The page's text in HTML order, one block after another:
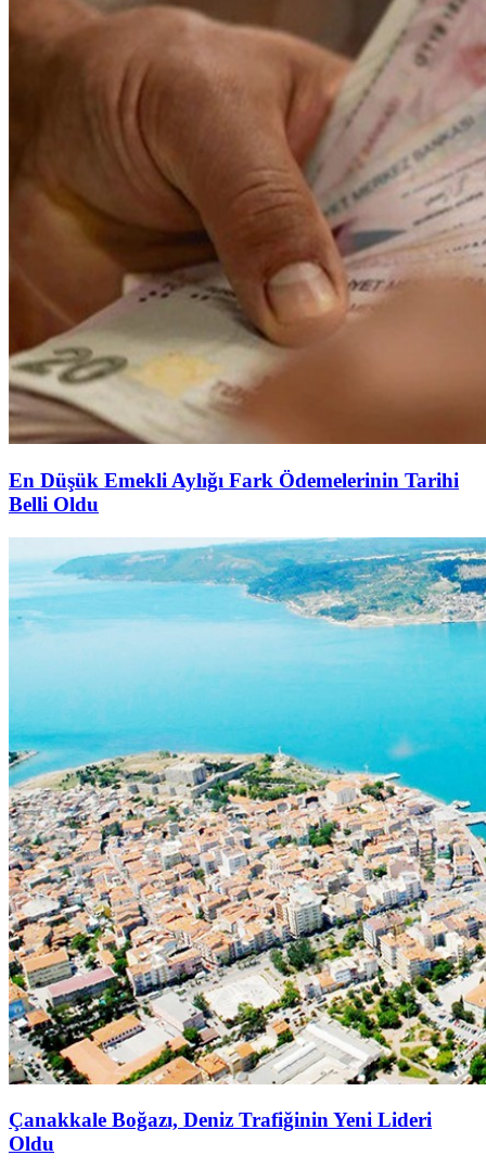
En Düşük Emekli Aylığı Fark Ödemelerinin Tarihi
Belli Oldu
Çanakkale Boğazı, Deniz Trafiğinin Yeni Lideri
Oldu